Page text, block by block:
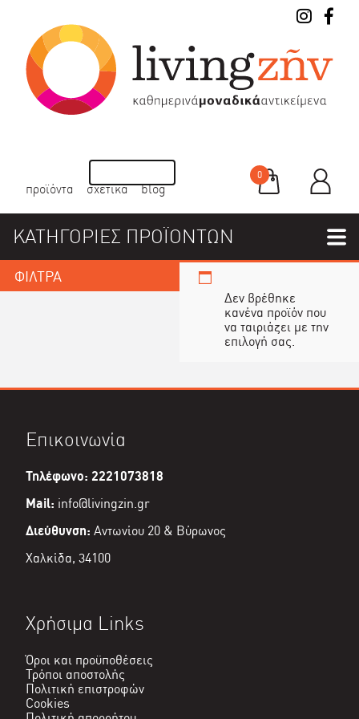
προϊόντα σχετικά blog
0
ΚΑΤΗΓΟΡΙΕΣ ΠΡΟΪΟΝΤΩΝ
ΦΙΛΤΡΑ
Δεν βρέθηκε
κανένα προϊόν που
να ταιριάζει με την
επιλογή σας.
Επικοινωνία
Τηλέφωνο: 2221073818
Mail: info@livingzin.gr
Διεύθυνση: Αντωνίου 20 & Βύρωνος
Χαλκίδα, 34100
Χρήσιμα Links
Όροι και προϋποθέσεις
Τρόποι αποστολής
Πολιτική επιστροφών
Cookies